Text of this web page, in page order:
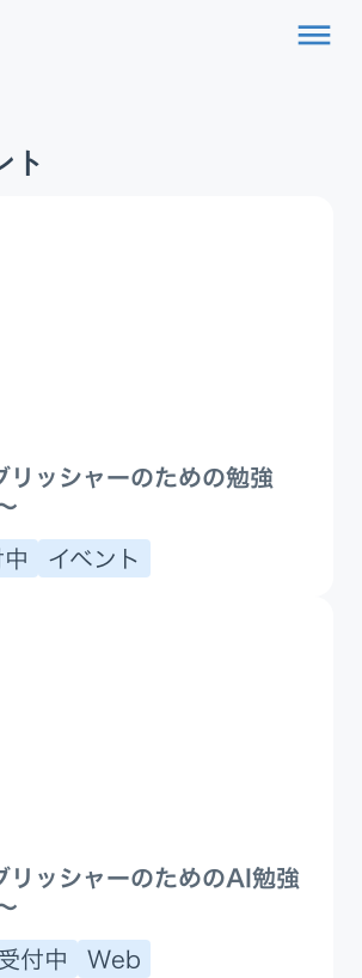
dehaze
ト
ッシャーのための勉強
イベント
ッシャーのためのAI勉強
付中 Web